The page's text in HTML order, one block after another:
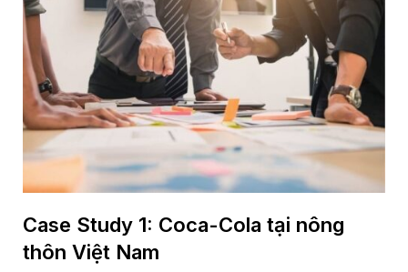
Case Study 1: Coca-Cola tại nông
thôn Việt Nam